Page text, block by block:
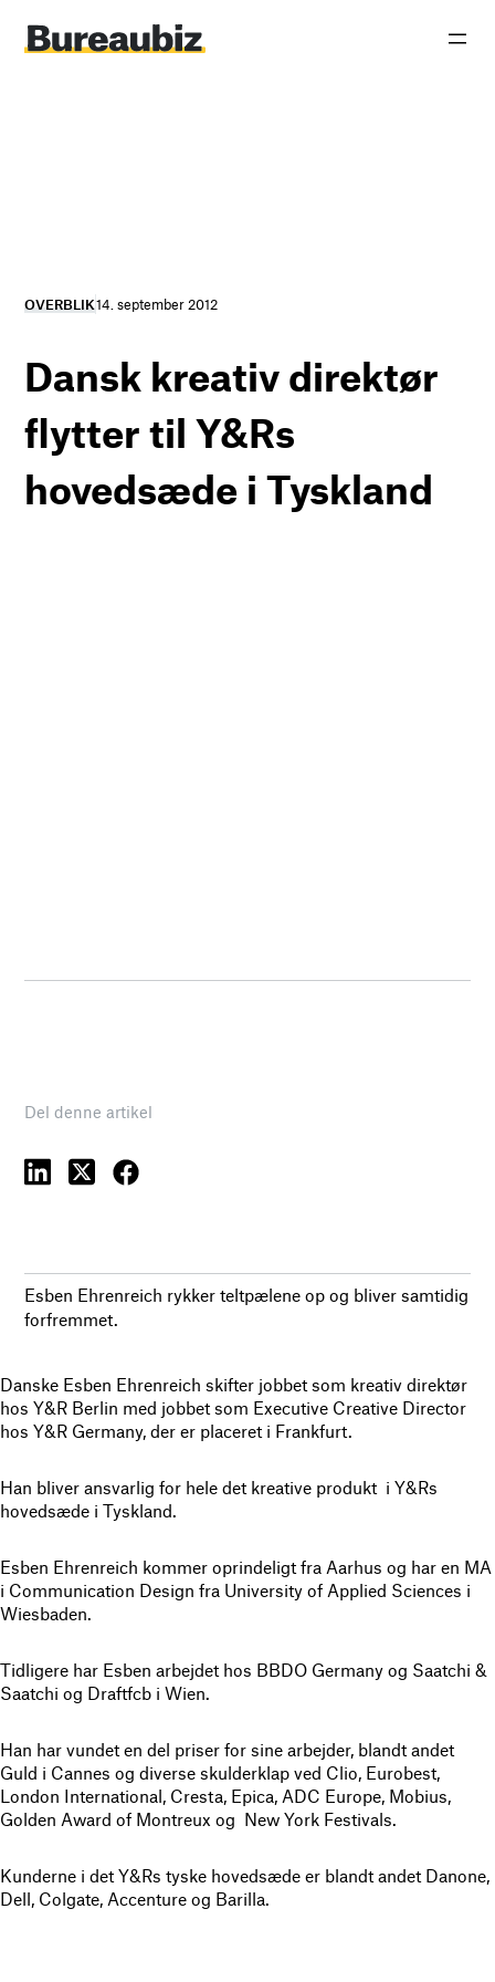
indhold
OVERBLIK14. september 2012
Dansk kreativ direktør
flytter til Y&Rs
hovedsæde i Tyskland
Del denne artikel
Esben Ehrenreich rykker teltpælene op og bliver samtidig
forfremmet.
Danske Esben Ehrenreich skifter jobbet som kreativ direktør
hos Y&R Berlin med jobbet som Executive Creative Director
hos Y&R Germany, der er placeret i Frankfurt.
Han bliver ansvarlig for hele det kreative produkt i Y&Rs
hovedsæde i Tyskland.
Esben Ehrenreich kommer oprindeligt fra Aarhus og har en MA
i Communication Design fra University of Applied Sciences i
Wiesbaden.
Tidligere har Esben arbejdet hos BBDO Germany og Saatchi &
Saatchi og Draftfcb i Wien.
Han har vundet en del priser for sine arbejder, blandt andet
Guld i Cannes og diverse skulderklap ved Clio, Eurobest,
London International, Cresta, Epica, ADC Europe, Mobius,
Golden Award of Montreux og New York Festivals.
Kunderne i det Y&Rs tyske hovedsæde er blandt andet Danone,
Dell, Colgate, Accenture og Barilla.